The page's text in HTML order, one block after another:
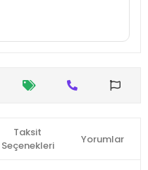
Taksit
Seçenekleri
Yorumlar